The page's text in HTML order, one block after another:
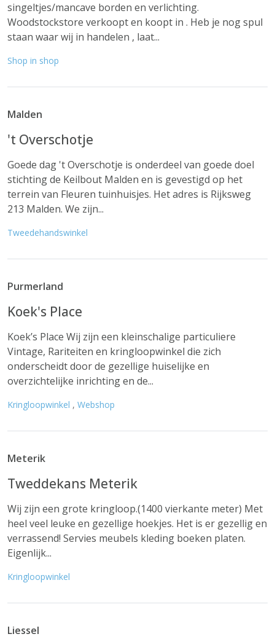
singeltjes/mancave borden en verlichting.
Woodstockstore verkoopt en koopt in . Heb je nog spul
staan waar wij in handelen , laat...
Shop in shop
Malden
't Overschotje
Goede dag 't Overschotje is onderdeel van goede doel
stichting de Keilbout Malden en is gevestigd op het
terrein van Fleuren tuinhuisjes. Het adres is Rijksweg
213 Malden. We zijn...
Tweedehandswinkel
Purmerland
Koek's Place
Koek’s Place Wij zijn een kleinschalige particuliere
Vintage, Rariteiten en kringloopwinkel die zich
onderscheidt door de gezellige huiselijke en
overzichtelijke inrichting en de...
Kringloopwinkel , Webshop
Meterik
Tweddekans Meterik
Wij zijn een grote kringloop.(1400 vierkante meter) Met
heel veel leuke en gezellige hoekjes. Het is er gezellig en
verrassend! Servies meubels kleding boeken platen.
Eigenlijk...
Kringloopwinkel
Liessel